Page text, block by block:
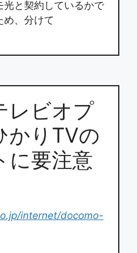
光と契約しているかで
め、分けて
レビオプ
かりTVの
に要注意
internet/docomo-